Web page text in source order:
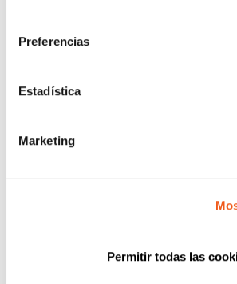
Preferencias
Estadística
Marketing
Permitir todas las
accesos no autorizados y protege
controlar las comunicaciones.
Pulsa sobre